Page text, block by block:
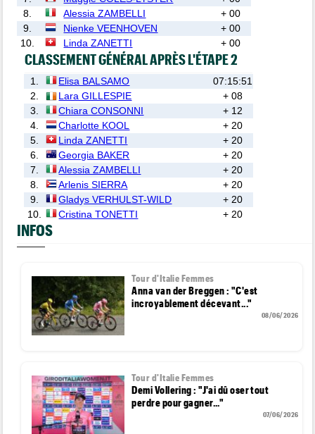
8.
Alessia ZAMBELLI
+ 00
9.
Nienke VEENHOVEN
+ 00
10.
Linda ZANETTI + 00
CLASSEMENT GÉNÉRAL APRÈS L'ÉTAPE 2
1. Elisa BALSAMO
07:15:51
2.
Lara GILLESPIE
+ 08
3.
Chiara CONSONNI
+ 12
4.
Charlotte KOOL
+ 20
5.
Linda ZANETTI
+ 20
6.
Georgia BAKER
+ 20
7.
Alessia ZAMBELLI
+ 20
8.
Arlenis SIERRA
+ 20
9.
Gladys VERHULST-WILD
+ 20
10.
Cristina TONETTI + 20
INFOS
Tour d'Italie Femmes
Anna van der Breggen : "C'est
incroyablement décevant..."
08/06/2026
Tour d'Italie Femmes
Demi Vollering : "J'ai dû oser tout
perdre pour gagner..."
07/06/2026